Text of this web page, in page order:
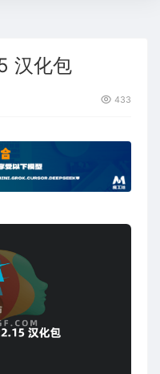
汉化包
433